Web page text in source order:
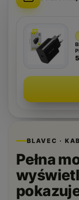
BLAVEC ·
Pełna